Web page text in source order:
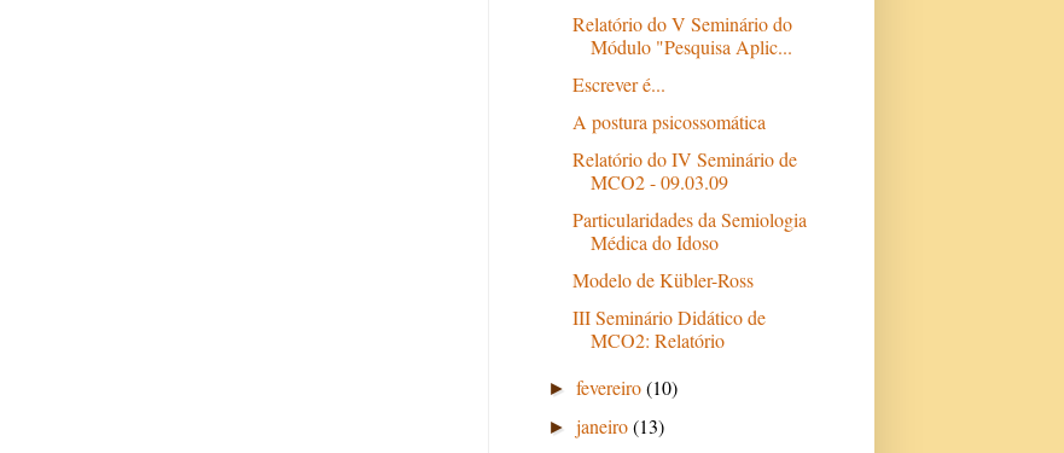
Relatório do V Seminário do
Módulo "Pesquisa Aplic...
Escrever é...
A postura psicossomática
Relatório do IV Seminário de
MCO2 - 09.03.09
Particularidades da Semiologia
Médica do Idoso
Modelo de Kübler-Ross
III Seminário Didático de
MCO2: Relatório
►fevereiro(10)
►janeiro(13)